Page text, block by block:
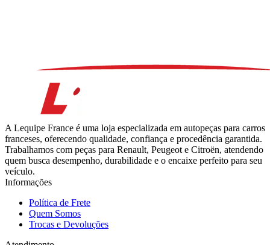
A Lequipe France é uma loja especializada em autopeças para carros
franceses, oferecendo qualidade, confiança e procedência garantida.
Trabalhamos com peças para Renault, Peugeot e Citroën, atendendo
quem busca desempenho, durabilidade e o encaixe perfeito para seu
veículo.
Informações
Política de Frete
Quem Somos
Trocas e Devoluções